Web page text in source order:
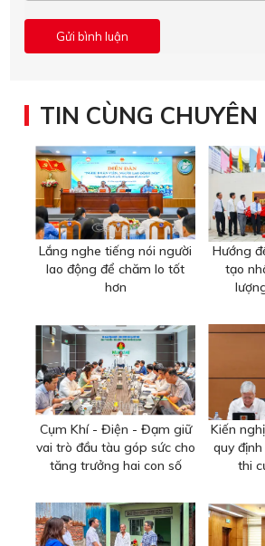
TIN CÙNG CHUYÊN
Lắng nghe tiếng nói người
lao động để chăm lo tốt
hơn
Hướng
tạo
Cụm Khí - Điện - Đạm giữ
vai trò đầu tàu góp sức cho
tăng trưởng hai con số
Kiến
quy
thi